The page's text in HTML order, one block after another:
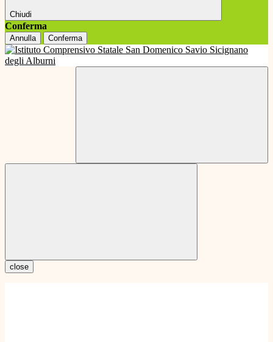
Chiudi
Conferma
Annulla Conferma
close